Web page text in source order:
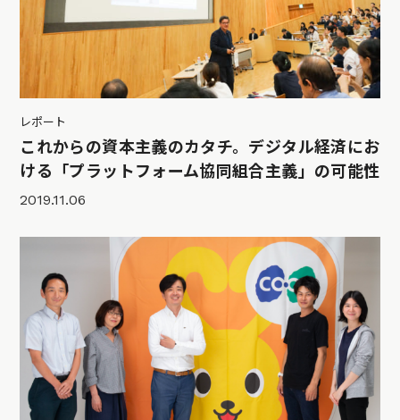
レポート
これからの資本主義のカタチ。デジタル経済にお
ける「プラットフォーム協同組合主義」の可能性
2019.11.06